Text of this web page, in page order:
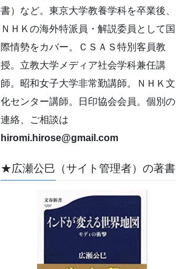
書）など。東京大学教養学科を卒業後、
ＮＨＫの海外特派員・解説委員として国
際情勢をカバー。ＣＳＡＳ特別客員教
授。立教大学メディア社会学科兼任講
師。昭和女子大学非常勤講師。ＮＨＫ文
化センター講師。日印協会会員。個別の
連絡、ご相談は
hiromi.hirose@gmail.com
★広瀬公巳（サイト管理者）の著書